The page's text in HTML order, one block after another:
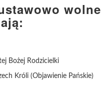
wolne
Bożej Rodzicielki
Króli (Objawienie Pańskie)